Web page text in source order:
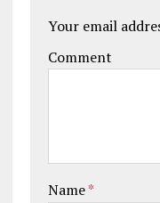
Your email
Comment
Name*